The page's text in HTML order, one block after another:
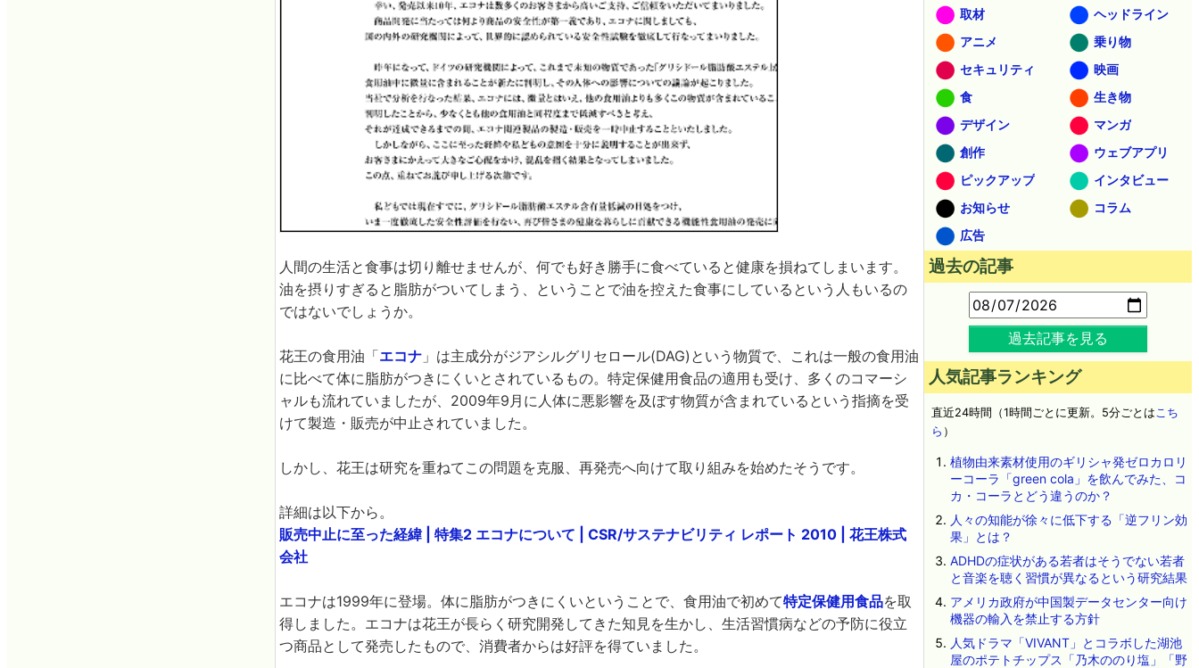
人間の生活と食事は切り離せませんが、何でも好き勝手に食べていると健康を損ねてしまいます。
油を摂りすぎると脂肪がついてしまう、ということで油を控えた食事にしているという人もいるの
ではないでしょうか。
花王の食用油「エコナ 」は主成分がジアシルグリセロール(DAG)という物質で、これは一般の食用油
に比べて体に脂肪がつきにくいとされているもの。特定保健用食品の適用も受け、多くのコマーシ
ャルも流れていましたが、2009年9月に人体に悪影響を及ぼす物質が含まれているという指摘を受
けて製造・販売が中止されていました。
しかし、花王は研究を重ねてこの問題を克服、再発売へ向けて取り組みを始めたそうです。
詳細は以下から。
販売中止に至った経緯 | 特集2 エコナについて | CSR/サステナビリティ レポート 2010 | 花王株式
会社
エコナは1999年に登場。体に脂肪がつきにくいということで、食用油で初めて特定保健用食品を取
得しました。エコナは花王が長らく研究開発してきた知見を生かし、生活習慣病などの予防に役立
つ商品として発売したもので、消費者からは好評を得ていました。
取材
ヘッドライン
アニメ
乗り物
セキュリティ
映画
食
生き物
デザイン
マンガ
創作
ウェブアプリ
ピックアップ
インタビュー
お知らせ
コラム
広告
過去の記事
過去記事を見る
人気記事ランキング
直近24時間（1時間ごとに更新。5分ごとはこち
ら ）
植物由来素材使用のギリシャ発ゼロカロリ
ーコーラ「green cola」を飲んでみた、コ
カ・コーラとどう違うのか？
人々の知能が徐々に低下する「逆フリン効
果」とは？
ADHDの症状がある若者はそうでない若者
と音楽を聴く習慣が異なるという研究結果
アメリカ政府が中国製データセンター向け
機器の輸入を禁止する方針
人気ドラマ「VIVANT」とコラボした湖池
屋のポテトチップス「乃木ののり塩」「野